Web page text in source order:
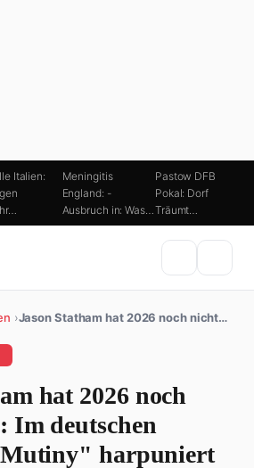
Italien:
Meningitis
England: -
Ausbruch in: Was…
Pastow DFB
Pokal: Dorf
Träumt…
›Jason Statham hat 2026 noch nicht…
hat 2026 noch
Im deutschen
harpuniert